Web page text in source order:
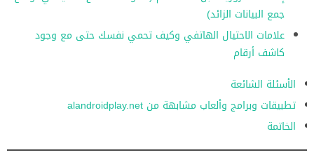
جمع البيانات الزائد)
علامات الاحتيال الهاتفي وكيف تحمي نفسك حتى مع وجود
كاشف أرقام
الأسئلة الشائعة
تطبيقات وبرامج وألعاب مشابهة من alandroidplay.net
الخاتمة